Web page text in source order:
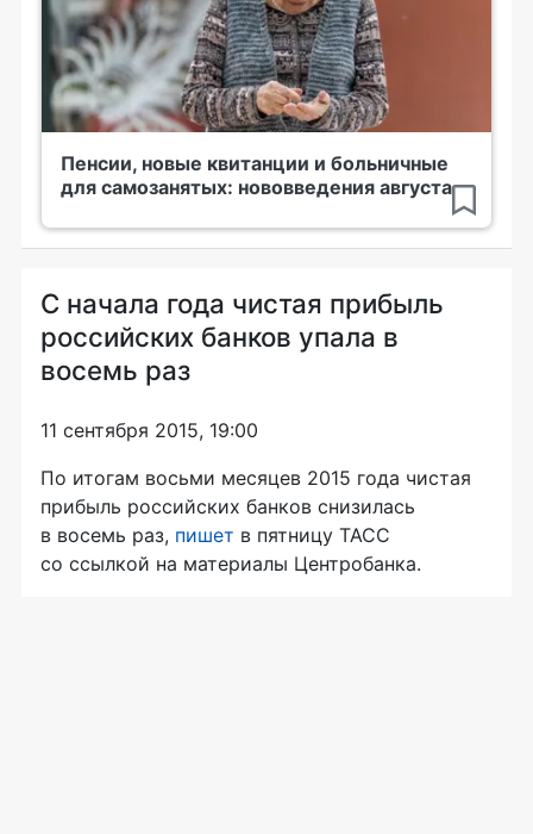
Пенсии, новые квитанции и больничные
для самозанятых: нововведения августа
С начала года чистая прибыль
российских банков упала в
восемь раз
11 сентября 2015, 19:00
По итогам восьми месяцев 2015 года чистая
прибыль российских банков снизилась
в восемь раз, пишет в пятницу ТАСС
со ссылкой на материалы Центробанка.